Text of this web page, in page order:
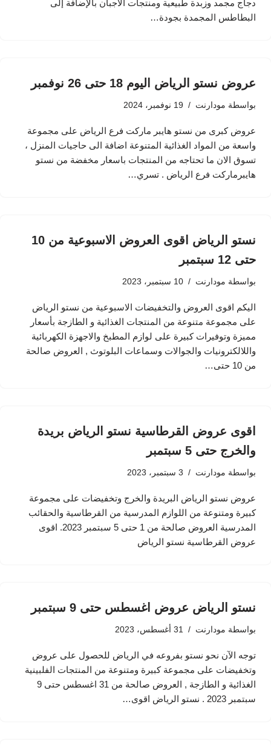
دجاج مجمد وزبدة طبيعية ومنتجات الأجبان بالإضافة إلى
البطاطس المجمدة بجودة…
عروض نستو الرياض اليوم 18 حتى 26 نوفمبر
بواسطة مودارنت 19 نوفمبر، 2024
عروض كبرى من نستو هايبر ماركت فرع الرياض على مجموعة
واسعة من المواد الغذائية المتنوعة اضافة الى حاجيات المنزل ،
تسوق الان ما تحتاجه من المنتجات باسعار مخفضة من نستو
هايبرماركت فرع الرياض . تسري…
نستو الرياض اقوى العروض الاسبوعية من 10
حتى 12 سبتمبر
بواسطة مودارنت 10 سبتمبر، 2023
اليكم اقوى العروض والتخفيضات الاسبوعية من نستو الرياض
على مجموعة متنوعة من المنتجات الغذائية و الطازجة بأسعار
مميزة وتوفيرات كبيرة على لوازم المطبخ والاجهزة الكهربائية
واللالكترونيات والجوالات وسماعات البلوتوث , العروض صالحة
من 10 حتى…
اقوى عروض القرطاسية نستو الرياض بريدة
والخرج حتى 5 سبتمبر
بواسطة مودارنت 3 سبتمبر، 2023
عروض نستو الرياض البريدة والخرج وتخفيضات على مجموعة
كبيرة ومتنوعة من اللوازم المدرسية من القرطاسية والحقائب
المدرسية العروض صالحة من 1 حتى 5 سبتمبر 2023. اقوى
عروض القرطاسية نستو الرياض
نستو الرياض عروض اغسطس حتى 9 سبتمبر
بواسطة مودارنت 31 أغسطس، 2023
توجه الآن نحو نستو بفروعه في الرياض للحصول على عروض
وتخفيضات على مجموعة كبيرة ومتنوعة من المنتجات الفلبينية
الغذائية و الطازجة , العروض صالحة من 31 اغسطس حتى 9
سبتمبر 2023 . نستو الرياض اقوى…